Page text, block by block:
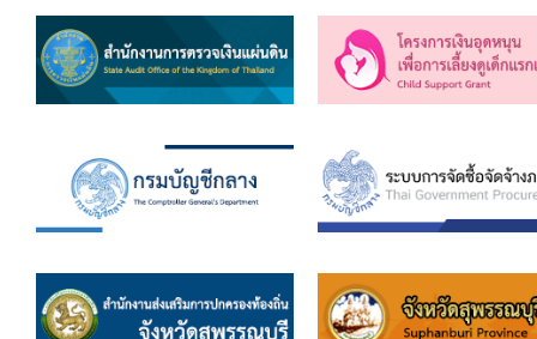
งานแผนการบริหารจัดการความเสี่ยงของ อบจ.สุพร